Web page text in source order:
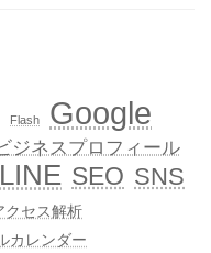
Flash Google
ジネスプロフィール
LINE SEO SNS
クセス解析
カレンダー